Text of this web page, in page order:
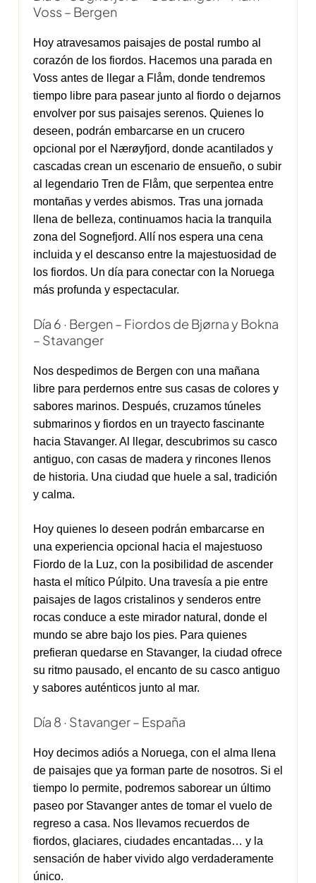
Voss – Bergen
Hoy atravesamos paisajes de postal rumbo al
corazón de los fiordos. Hacemos una parada en
Voss antes de llegar a Flåm, donde tendremos
tiempo libre para pasear junto al fiordo o dejarnos
envolver por sus paisajes serenos. Quienes lo
deseen, podrán embarcarse en un crucero
opcional por el Nærøyfjord, donde acantilados y
cascadas crean un escenario de ensueño, o subir
al legendario Tren de Flåm, que serpentea entre
montañas y verdes abismos. Tras una jornada
llena de belleza, continuamos hacia la tranquila
zona del Sognefjord. Allí nos espera una cena
incluida y el descanso entre la majestuosidad de
los fiordos. Un día para conectar con la Noruega
más profunda y espectacular.
Día 6 · Bergen – Fiordos de Bjørna y Bokna
– Stavanger
Nos despedimos de Bergen con una mañana
libre para perdernos entre sus casas de colores y
sabores marinos. Después, cruzamos túneles
submarinos y fiordos en un trayecto fascinante
hacia Stavanger. Al llegar, descubrimos su casco
antiguo, con casas de madera y rincones llenos
de historia. Una ciudad que huele a sal, tradición
y calma.
Hoy quienes lo deseen podrán embarcarse en
una experiencia opcional hacia el majestuoso
Fiordo de la Luz, con la posibilidad de ascender
hasta el mítico Púlpito. Una travesía a pie entre
paisajes de lagos cristalinos y senderos entre
rocas conduce a este mirador natural, donde el
mundo se abre bajo los pies. Para quienes
prefieran quedarse en Stavanger, la ciudad ofrece
su ritmo pausado, el encanto de su casco antiguo
y sabores auténticos junto al mar.
Día 8 · Stavanger – España
Hoy decimos adiós a Noruega, con el alma llena
de paisajes que ya forman parte de nosotros. Si el
tiempo lo permite, podremos saborear un último
paseo por Stavanger antes de tomar el vuelo de
regreso a casa. Nos llevamos recuerdos de
fiordos, glaciares, ciudades encantadas… y la
sensación de haber vivido algo verdaderamente
único.